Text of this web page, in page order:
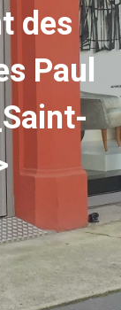
des
Paul